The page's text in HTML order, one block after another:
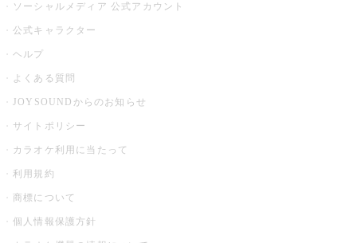
ソーシャルメディア 公式アカウント
公式キャラクター
ヘルプ
よくある質問
JOYSOUNDからのお知らせ
サイトポリシー
カラオケ利用に当たって
利用規約
商標について
個人情報保護方針